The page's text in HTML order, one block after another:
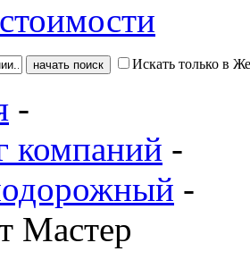
Искать только в
-
компаний -
-
Мастер